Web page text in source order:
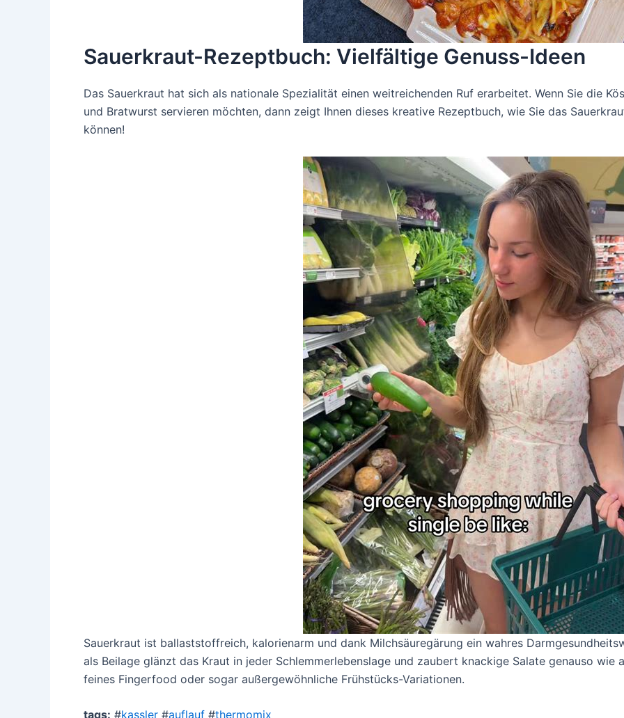
Sauerkraut-Rezeptbuch: Vielfältige Genuss-Ideen
Das Sauerkraut hat sich als nationale Spezialität einen weitreichenden Ruf erarbeitet. Wenn Sie die
und Bratwurst servieren möchten, dann zeigt Ihnen dieses kreative Rezeptbuch, wie Sie das
können!
Sauerkraut ist ballaststoffreich, kalorienarm und dank Milchsäuregärung ein wahres
als Beilage glänzt das Kraut in jeder Schlemmerlebenslage und zaubert knackige Salate genauso wie
feines Fingerfood oder sogar außergewöhnliche Frühstücks-Variationen.
tags: #kassler #auflauf #thermomix